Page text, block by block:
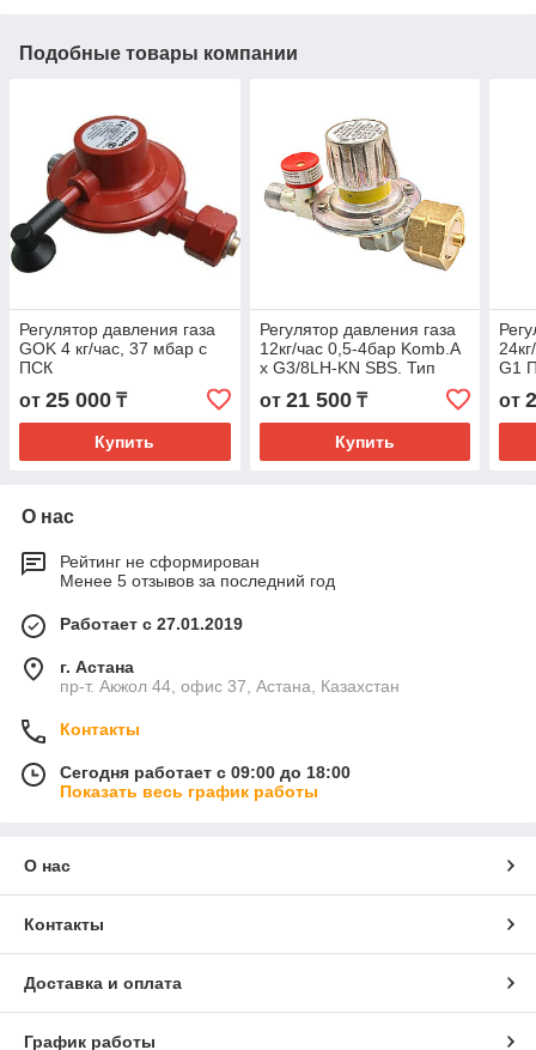
Подобные товары компании
Регулятор давления газа
GOK 4 кг/час, 37 мбар c
ПСК
от 25 000 ₸
Купить
Регулятор давления газа
12кг/час 0,5-4бар Komb.A
x G3/8LH-KN SBS. Тип
от 21 500₸
Купить
G1
от
О нас
Рейтинг не сформирован
Менее 5 отзывов за последний год
Работает с 27.01.2019
г. Астана
пр-т. Акжол 44, офис 37, Астана, Казахстан
Контакты
Сегодня работает с 09:00 до 18:00
Показать весь график работы
О нас
Контакты
Доставка и оплата
График работы